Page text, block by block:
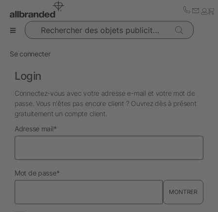
Rechercher des objets publicitaires
Se connecter
Login
Connectez-vous avec votre adresse e-mail et votre mot de
passe. Vous n'êtes pas encore client ? Ouvrez dès à présent
gratuitement un compte client.
Adresse mailobligatoire
*
Mot de passeobligatoire
*
MONTRER